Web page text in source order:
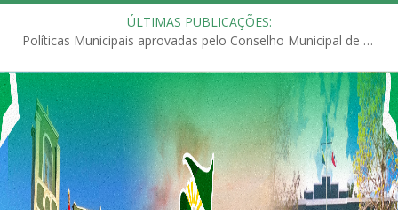
ÚLTIMAS PUBLICAÇÕES:
Políticas Municipais aprovadas pelo Conselho Municipal de Educação (CME)